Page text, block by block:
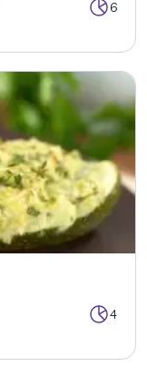
6
4